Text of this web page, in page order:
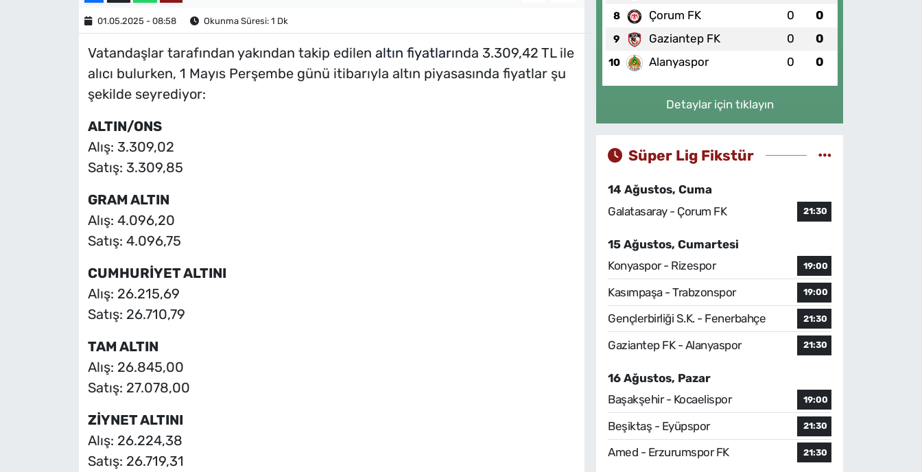
01.05.2025 - 08:58 Okunma Süresi: 1 Dk
Vatandaşlar tarafından yakından takip edilen altın fiyatlarında 3.309,42 TL ile
alıcı bulurken, 1 Mayıs Perşembe günü itibarıyla altın piyasasında fiyatlar şu
şekilde seyrediyor:
ALTIN/ONS
Alış: 3.309,02
Satış: 3.309,85
GRAM ALTIN
Alış: 4.096,20
Satış: 4.096,75
CUMHURİYET ALTINI
Alış: 26.215,69
Satış: 26.710,79
TAM ALTIN
Alış: 26.845,00
Satış: 27.078,00
ZİYNET ALTINI
Alış: 26.224,38
Satış: 26.719,31
8 Çorum FK 0 0
9 Gaziantep FK 0 0
10 Alanyaspor 0 0
Detaylar için tıklayın
Süper Lig Fikstür
14 Ağustos, Cuma
Galatasaray - Çorum FK
21:30
15 Ağustos, Cumartesi
Konyaspor - Rizespor
19:00
Kasımpaşa - Trabzonspor 19:00
Gençlerbirliği S.K. - Fenerbahçe 21:30
Gaziantep FK - Alanyaspor 21:30
16 Ağustos, Pazar
Başakşehir - Kocaelispor
19:00
Beşiktaş - Eyüpspor 21:30
Amed - Erzurumspor FK 21:30